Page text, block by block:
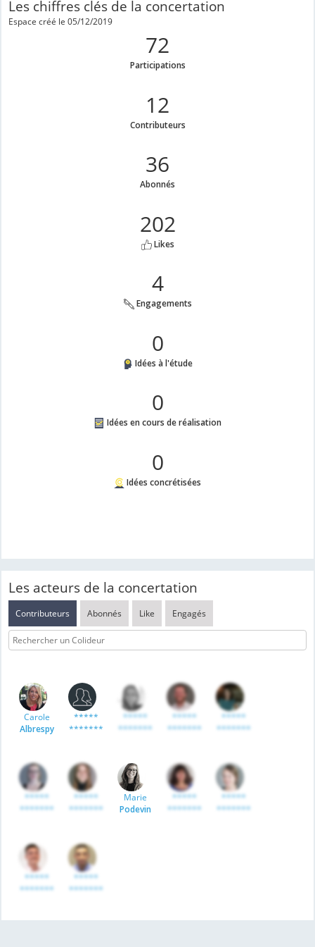
Les chiffres clés de la concertation
Espace créé le 05/12/2019
72
Participations
12
Contributeurs
36
Abonnés
202
Likes
4
Engagements
0
Idées à l'étude
0
Idées en cours de réalisation
0
Idées concrétisées
Les acteurs de la concertation
Contributeurs Abonnés Like Engagés
Carole
Albrespy
*****
*******
*****
*******
*****
*******
*****
*******
*****
*******
*****
*******
Marie
Podevin
*****
*******
*****
*******
*****
*******
*****
*******